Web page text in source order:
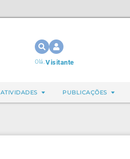
Olá,Visitante
ATIVIDADES PUBLICAÇÕES